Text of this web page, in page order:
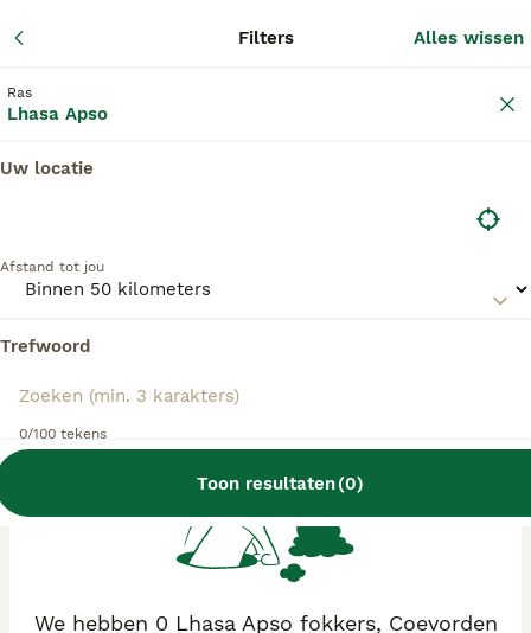
Filters
Filters Alles wissen
Ras
Lhasa Apso
Uw locatie
Afstand tot jou
Trefwoord
0/100 tekens
Toon resultaten(0)
Lhasa Apso fokkers, Coevorden
kopie van hun kennelregistratie bij de Raad van
Beheer bij ons aangeleverd, en fokken pups met
deze fokkers? Dubbelcheck zelf altijd op de
ouderhonden bij bezichtiging.
We hebben 0 Lhasa Apso fokkers, Coevorden